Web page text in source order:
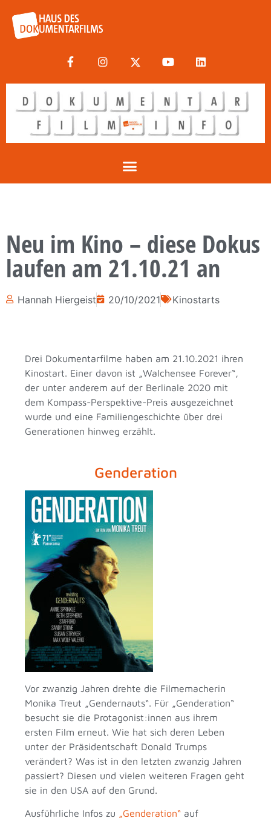
Neu im Kino – diese Dokus
laufen am 21.10.21 an
Hannah Hiergeist 20/10/2021 Kinostarts
Drei Dokumentarfilme haben am 21.10.2021 ihren
Kinostart. Einer davon ist „Walchensee Forever“,
der unter anderem auf der Berlinale 2020 mit
dem Kompass-Perspektive-Preis ausgezeichnet
wurde und eine Familiengeschichte über drei
Generationen hinweg erzählt.
Genderation
Vor zwanzig Jahren drehte die Filmemacherin
Monika Treut „Gendernauts“. Für „Genderation“
besucht sie die Protagonist:innen aus ihrem
ersten Film erneut. Wie hat sich deren Leben
unter der Präsidentschaft Donald Trumps
verändert? Was ist in den letzten zwanzig Jahren
passiert? Diesen und vielen weiteren Fragen geht
sie in den USA auf den Grund.
Ausführliche Infos zu „Genderation“ auf